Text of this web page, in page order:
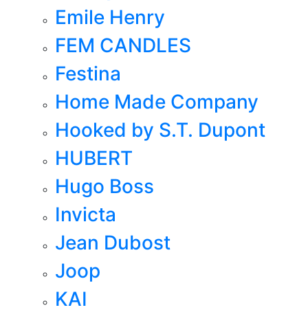
Emile Henry
FEM CANDLES
Festina
Home Made Company
Hooked by S.T. Dupont
HUBERT
Hugo Boss
Invicta
Jean Dubost
Joop
KAI